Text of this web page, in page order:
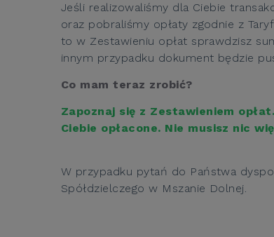
Jeśli realizowaliśmy dla Ciebie
oraz pobraliśmy opłaty zgodnie z
to w Zestawieniu opłat sprawdzisz
innym przypadku dokument będzie
Co mam teraz zrobić?
Zapoznaj się z Zestawieniem opłat
Ciebie opłacone. Nie musisz nic
W przypadku pytań do Państwa
Spółdzielczego w Mszanie Dolnej.